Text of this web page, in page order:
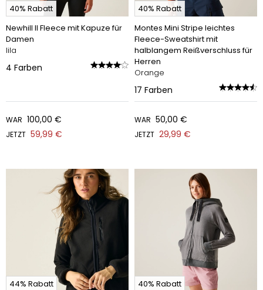
40% Rabatt
Newhill II Fleece mit Kapuze für
Damen
lila
4 Farben
WAR 100,00 €
JETZT 59,99 €
40% Rabatt
Montes Mini Stripe leichtes
Fleece-Sweatshirt mit
halblangem Reißverschluss für
Herren
Orange
17 Farben
WAR 50,00 €
JETZT 29,99 €
44% Rabatt 40% Rabatt